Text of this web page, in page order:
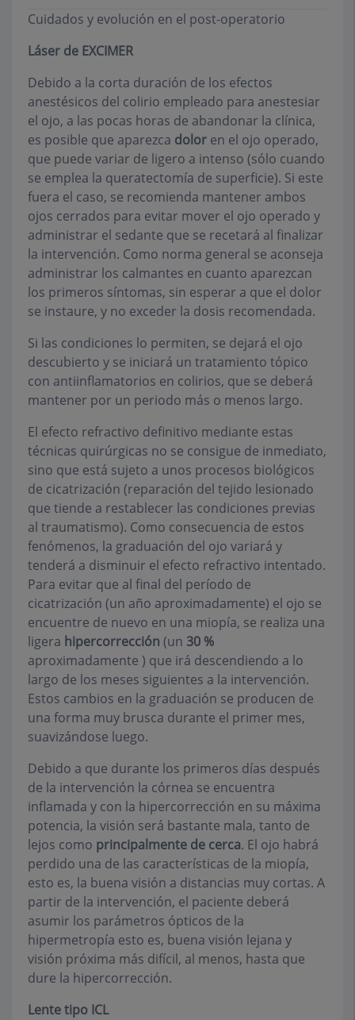
Cuidados y evolución en el post-operatorio
Láser de EXCIMER
Debido a la corta duración de los efectos
anestésicos del colirio empleado para anestesiar
el ojo, a las pocas horas de abandonar la clínica,
es posible que aparezca dolor en el ojo operado,
que puede variar de ligero a intenso (sólo cuando
se emplea la queratectomía de superficie). Si este
fuera el caso, se recomienda mantener ambos
ojos cerrados para evitar mover el ojo operado y
administrar el sedante que se recetará al finalizar
la intervención. Como norma general se aconseja
administrar los calmantes en cuanto aparezcan
los primeros síntomas, sin esperar a que el dolor
se instaure, y no exceder la dosis recomendada.
Si las condiciones lo permiten, se dejará el ojo
descubierto y se iniciará un tratamiento tópico
con antiinflamatorios en colirios, que se deberá
mantener por un periodo más o menos largo.
El efecto refractivo definitivo mediante estas
técnicas quirúrgicas no se consigue de inmediato,
sino que está sujeto a unos procesos biológicos
de cicatrización (reparación del tejido lesionado
que tiende a restablecer las condiciones previas
al traumatismo). Como consecuencia de estos
fenómenos, la graduación del ojo variará y
tenderá a disminuir el efecto refractivo intentado.
Para evitar que al final del período de
cicatrización (un año aproximadamente) el ojo se
encuentre de nuevo en una miopía, se realiza una
ligera hipercorrección (un 30 %
aproximadamente ) que irá descendiendo a lo
largo de los meses siguientes a la intervención.
Estos cambios en la graduación se producen de
una forma muy brusca durante el primer mes,
suavizándose luego.
Debido a que durante los primeros días después
de la intervención la córnea se encuentra
inflamada y con la hipercorrección en su máxima
potencia, la visión será bastante mala, tanto de
lejos como principalmente de cerca. El ojo habrá
perdido una de las características de la miopía,
esto es, la buena visión a distancias muy cortas. A
partir de la intervención, el paciente deberá
asumir los parámetros ópticos de la
hipermetropía esto es, buena visión lejana y
visión próxima más difícil, al menos, hasta que
dure la hipercorrección.
Lente tipo ICL